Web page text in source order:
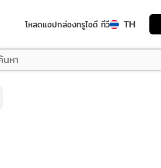
โหลดแอปกล่องทรูไอดี ทีวี TH